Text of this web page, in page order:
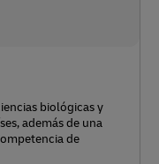
biológicas y
además de una
de